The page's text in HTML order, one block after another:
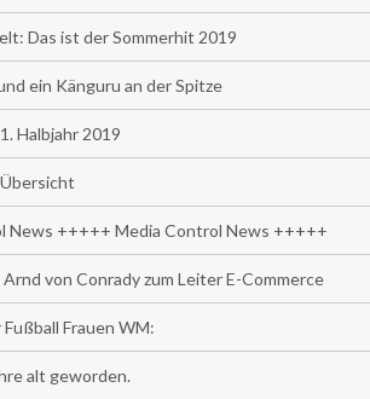
Das ist der Sommerhit 2019
ein Känguru an der Spitze
Halbjahr 2019
News +++++ Media Control News +++++
von Conrady zum Leiter E-Commerce
Frauen WM:
alt geworden.